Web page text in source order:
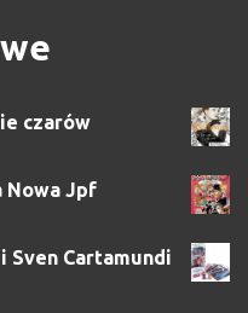
czarów
Nowa Jpf
Sven Cartamundi